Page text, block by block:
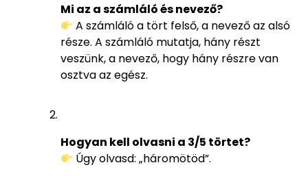
Mi az a számláló és nevező?
A számláló a tört felső, a nevező az alsó
része. A számláló mutatja, hány részt
veszünk, a nevező, hogy hány részre van
osztva az egész.
Hogyan kell olvasni a 3/5 törtet?
Úgy olvasd: „háromötöd”.